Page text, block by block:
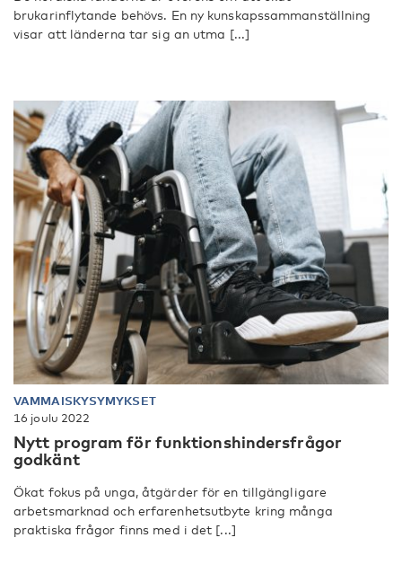
brukarinflytande behövs. En ny kunskapssammanställning
visar att länderna tar sig an utma [...]
VAMMAISKYSYMYKSET
16 joulu 2022
Nytt program för funktionshindersfrågor
godkänt
Ökat fokus på unga, åtgärder för en tillgängligare
arbetsmarknad och erfarenhetsutbyte kring många
praktiska frågor finns med i det [...]